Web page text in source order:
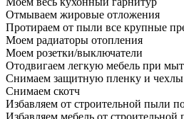
Отмываем жировые отложения
Протираем от пыли все крупные
Моем радиаторы отопления
Моем розетки/выключатели
Отодвигаем легкую мебель при
Снимаем защитную пленку и чехлы
Снимаем скотч
Избавляем от строительной пыли
Избавляем мебель от строительной